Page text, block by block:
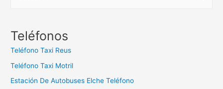
c
:
Teléfonos
Teléfono Taxi Reus
Teléfono Taxi Motril
Estación De Autobuses Elche Teléfono